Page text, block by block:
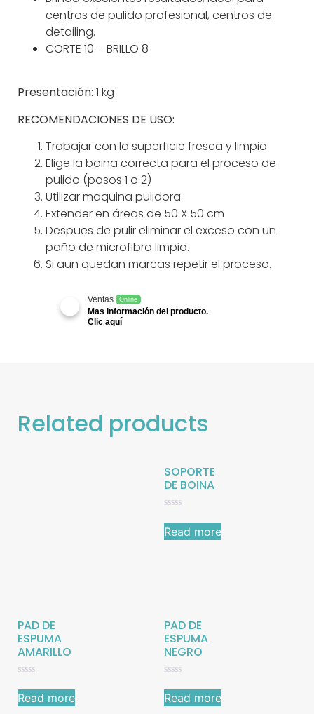
centros de pulido profesional, centros de
detailing.
CORTE 10 – BRILLO 8
Presentación: 1 kg
RECOMENDACIONES DE USO:
Trabajar con la superficie fresca y limpia
Elige la boina correcta para el proceso de
pulido (pasos 1 o 2)
Utilizar maquina pulidora
Extender en áreas de 50 X 50 cm
Despues de pulir eliminar el exceso con un
paño de microfibra limpio.
Si aun quedan marcas repetir el proceso.
Ventas Online
Mas información del producto.
Clic aquí
Related products
SOPORTE
DE BOINA
0
out
of
Read more
PAD DE
ESPUMA
AMARILLO
0
out
Read more
PAD DE
ESPUMA
NEGRO
0
out
Read more